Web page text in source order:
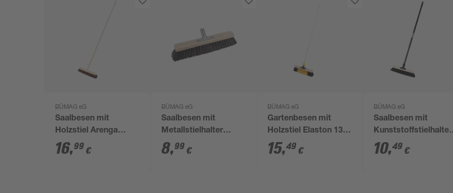
BÜMAG eG
Saalbesen mit
Holzstiel Arenga
Elaston 130 cm rot
schwarz
16,99 €
BÜMAG eG
Saalbesen mit
Metallstielhalter
Haarmischung 40 cm
schwarz
8,99 €
BÜMAG eG
Gartenbesen mit
Holzstiel Elaston 130
cm gelb schwarz
15,49 €
BÜMAG eG
Saalbesen mit
Kunststoffstielhalter
und Teleskopstiel
40 cm schwarz
10,49 €